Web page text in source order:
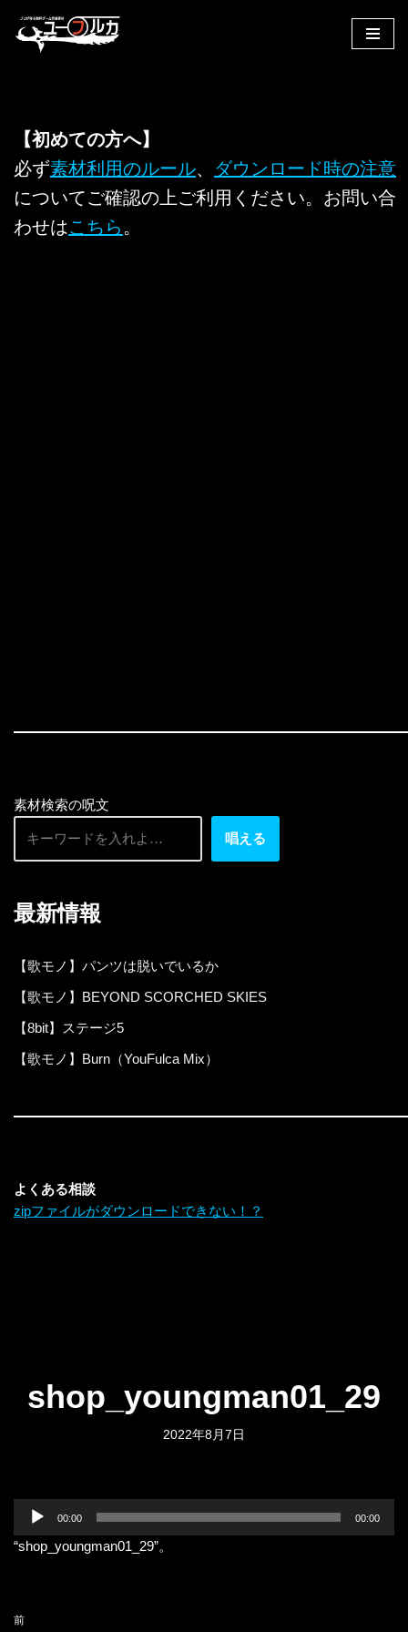
へ
ス
キ
ッ
【初めての方へ】
必ず素材利用のルール、 ダウンロード時の注意
についてご確認の上ご利用ください。お問い合
わせはこちら 。
素材検索の呪文
唱える
最新情報
【歌モノ】パンツは脱いでいるか
【歌モノ】BEYOND SCORCHED SKIES
【8bit】ステージ5
【歌モノ】Burn（YouFulca Mix）
よくある相談
zipファイルがダウンロードできない！？
shop_youngman01_29
2022年8月7日
プ
ヤ
00:00 00:00
“shop_youngman01_29”。
前